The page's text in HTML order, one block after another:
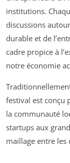
institutions.
discussions
durable et de
cadre propice à
notre économie
festival est conçu
la communauté
startups aux
maillage entre les